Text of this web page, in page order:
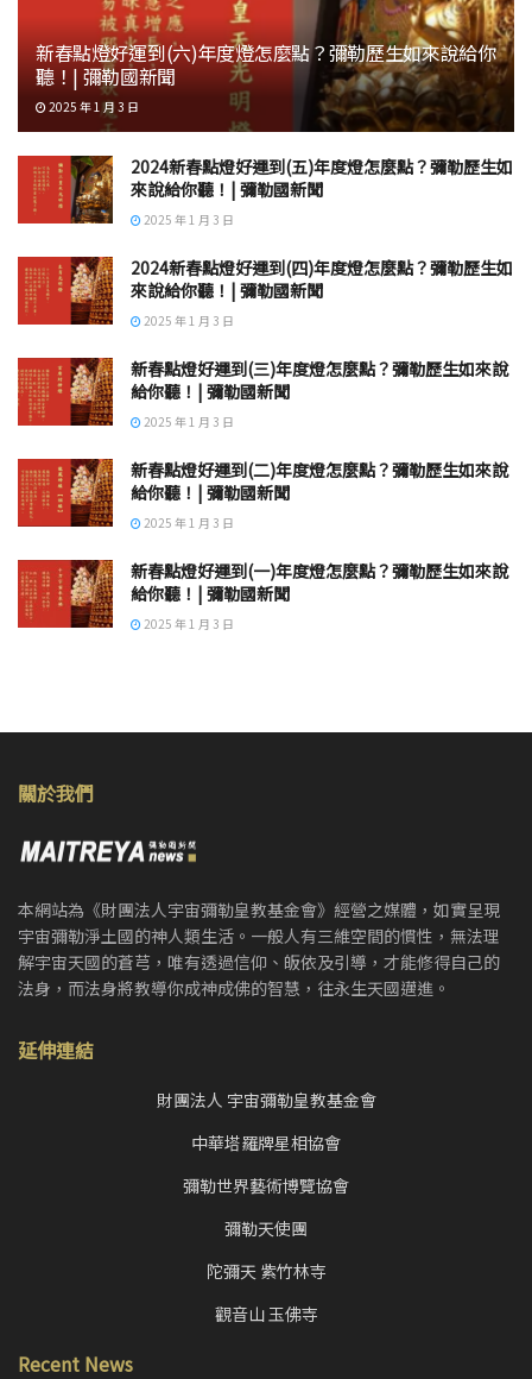
新春點燈好運到(六)年度燈怎麼點？彌勒歷生如來說給你
聽！| 彌勒國新聞
2025 年 1 月 3 日
2024新春點燈好運到(五)年度燈怎麼點？彌勒歷生如
來說給你聽！| 彌勒國新聞
2025 年 1 月 3 日
2024新春點燈好運到(四)年度燈怎麼點？彌勒歷生如
來說給你聽！| 彌勒國新聞
2025 年 1 月 3 日
新春點燈好運到(三)年度燈怎麼點？彌勒歷生如來說
給你聽！| 彌勒國新聞
2025 年 1 月 3 日
新春點燈好運到(二)年度燈怎麼點？彌勒歷生如來說
給你聽！| 彌勒國新聞
2025 年 1 月 3 日
新春點燈好運到(一)年度燈怎麼點？彌勒歷生如來說
給你聽！| 彌勒國新聞
2025 年 1 月 3 日
關於我們
本網站為《財團法人宇宙彌勒皇教基金會》經營之媒體，如實呈現
宇宙彌勒淨土國的神人類生活。一般人有三維空間的慣性，無法理
解宇宙天國的蒼芎，唯有透過信仰、皈依及引導，才能修得自己的
法身，而法身將教導你成神成佛的智慧，往永生天國邁進。
延伸連結
財團法人 宇宙彌勒皇教基金會
中華塔羅牌星相協會
彌勒世界藝術博覽協會
彌勒天使團
陀彌天 紫竹林寺
觀音山 玉佛寺
Recent News